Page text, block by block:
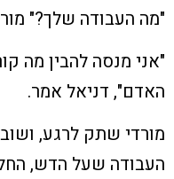
"מה העבודה שלך?"
"אני מנסה להבין מה
האדם", דניאל אמר.
מורדי שתק לרגע,
העבודה שעל הדש,